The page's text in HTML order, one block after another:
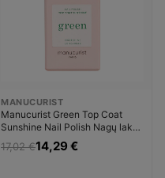
MANUCURIST
Manucurist Green Top Coat
Sunshine Nail Polish Nagų lakas
Moterims
17,02 €14,29 €